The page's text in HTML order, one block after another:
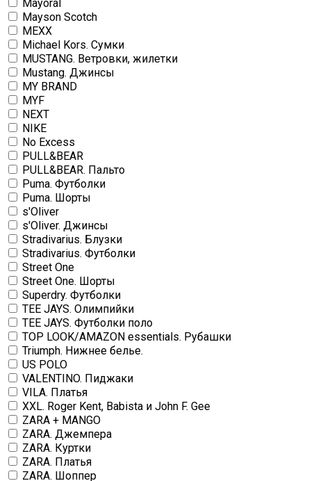
Mayoral
Mayson Scotch
MEXX
Michael Kors. Сумки
MUSTANG. Ветровки, жилетки
Mustang. Джинсы
MY BRAND
MYF
NEXT
NIKE
No Excess
PULL&BEAR
PULL&BEAR. Пальто
Puma. Футболки
Puma. Шорты
s'Oliver
s'Oliver. Джинсы
Stradivarius. Блузки
Stradivarius. Футболки
Street One
Street One. Шорты
Superdry. Футболки
TEE JAYS. Олимпийки
TEE JAYS. Футболки поло
TOP LOOK/AMAZON essentials. Рубашки
Triumph. Нижнее белье.
US POLO
VALENTINO. Пиджаки
VILA. Платья
XXL. Roger Kent, Babista и John F. Gee
ZARA + MANGO
ZARA. Джемпера
ZARA. Куртки
ZARA. Платья
ZARA. Шоппер